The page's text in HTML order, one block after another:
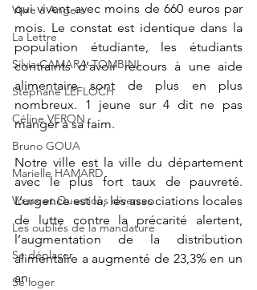
Vivre à Angers
La Lettre
Silvia CAMARA-TOMBINI
Stéphane LEFLOCH
Céline VERON
Bruno GOUA
Marielle HAMARD
Vœux et Questions diverses
Les oubliés de la mandature
Se déplacer
Se loger
qui vivent avec moins de 660 euros par
mois. Le constat est identique dans la
population étudiante, les étudiants
contraints d’avoir recours à une aide
alimentaire sont de plus en plus
nombreux. 1 jeune sur 4 dit ne pas
manger à sa faim.
Notre ville est la ville du département
avec le plus fort taux de pauvreté.
L’urgence est là, les associations locales
de lutte contre la précarité alertent,
l’augmentation de la distribution
alimentaire a augmenté de 23,3% en un
an.